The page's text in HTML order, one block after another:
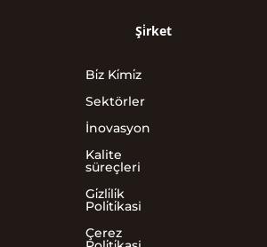
Şi̇rket
Bi̇z Ki̇mi̇z
Sektörler
İnovasyon
Kalite
süreçleri
Gi̇zli̇li̇k
Poli̇ti̇kasi
Çerez